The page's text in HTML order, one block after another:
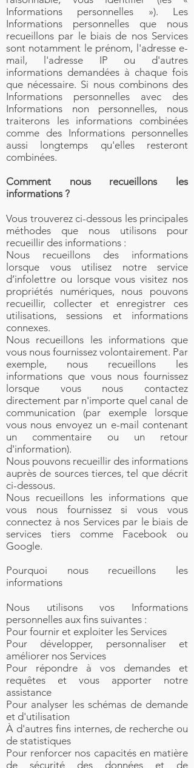
Informations personnelles »). Les
Informations personnelles que nous
recueillons par le biais de nos Services
sont notamment le prénom, l'adresse e-
mail, l'adresse IP ou d'autres
informations demandées à chaque fois
que nécessaire. Si nous combinons des
Informations personnelles avec des
Informations non personnelles, nous
traiterons les informations combinées
comme des Informations personnelles
aussi longtemps qu'elles resteront
combinées.
Comment nous recueillons les
informations ?
Vous trouverez ci-dessous les principales
méthodes que nous utilisons pour
recueillir des informations :
Nous recueillons des informations
lorsque vous utilisez notre service
d’infolettre ou lorsque vous visitez nos
propriétés numériques, nous pouvons
recueillir, collecter et enregistrer ces
utilisations, sessions et informations
connexes.
Nous recueillons les informations que
vous nous fournissez volontairement. Par
exemple, nous recueillons les
informations que vous nous fournissez
lorsque vous nous contactez
directement par n'importe quel canal de
communication (par exemple lorsque
vous nous envoyez un e-mail contenant
un commentaire ou un retour
d'information).
Nous pouvons recueillir des informations
auprès de sources tierces, tel que décrit
ci-dessous.
Nous recueillons les informations que
vous nous fournissez si vous vous
connectez à nos Services par le biais de
services tiers comme Facebook ou
Google.
Pourquoi nous recueillons les
informations
Nous utilisons vos Informations
personnelles aux fins suivantes :
Pour fournir et exploiter les Services
Pour développer, personnaliser et
améliorer nos Services
Pour répondre à vos demandes et
requêtes et vous apporter notre
assistance
Pour analyser les schémas de demande
et d'utilisation
À d'autres fins internes, de recherche ou
de statistiques
Pour renforcer nos capacités en matière
de sécurité des données et de